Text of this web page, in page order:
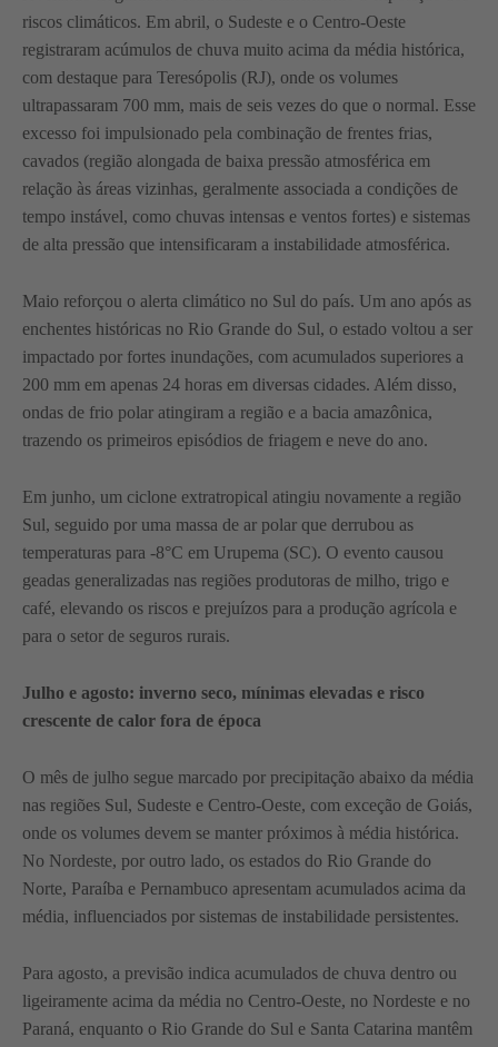
riscos climáticos. Em abril, o Sudeste e o Centro-Oeste
registraram acúmulos de chuva muito acima da média histórica,
com destaque para Teresópolis (RJ), onde os volumes
ultrapassaram 700 mm, mais de seis vezes do que o normal. Esse
excesso foi impulsionado pela combinação de frentes frias,
cavados (região alongada de baixa pressão atmosférica em
relação às áreas vizinhas, geralmente associada a condições de
tempo instável, como chuvas intensas e ventos fortes) e sistemas
de alta pressão que intensificaram a instabilidade atmosférica.
Maio reforçou o alerta climático no Sul do país. Um ano após as
enchentes históricas no Rio Grande do Sul, o estado voltou a ser
impactado por fortes inundações, com acumulados superiores a
200 mm em apenas 24 horas em diversas cidades. Além disso,
ondas de frio polar atingiram a região e a bacia amazônica,
trazendo os primeiros episódios de friagem e neve do ano.
Em junho, um ciclone extratropical atingiu novamente a região
Sul, seguido por uma massa de ar polar que derrubou as
temperaturas para -8°C em Urupema (SC). O evento causou
geadas generalizadas nas regiões produtoras de milho, trigo e
café, elevando os riscos e prejuízos para a produção agrícola e
para o setor de seguros rurais.
Julho e agosto: inverno seco, mínimas elevadas e risco
crescente de calor fora de época
O mês de julho segue marcado por precipitação abaixo da média
nas regiões Sul, Sudeste e Centro-Oeste, com exceção de Goiás,
onde os volumes devem se manter próximos à média histórica.
No Nordeste, por outro lado, os estados do Rio Grande do
Norte, Paraíba e Pernambuco apresentam acumulados acima da
média, influenciados por sistemas de instabilidade persistentes.
Para agosto, a previsão indica acumulados de chuva dentro ou
ligeiramente acima da média no Centro-Oeste, no Nordeste e no
Paraná, enquanto o Rio Grande do Sul e Santa Catarina mantêm